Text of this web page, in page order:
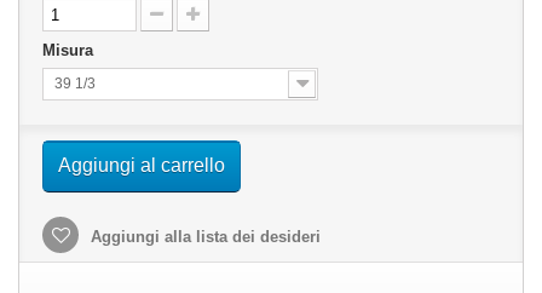
Misura
39 1/3
Aggiungi al carrello
Aggiungi alla lista dei desideri